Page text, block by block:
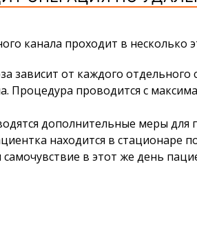
канала проходит в несколько
зависит от каждого отдельного
Процедура проводится с
дополнительные меры
находится в стационаре
в этот же день